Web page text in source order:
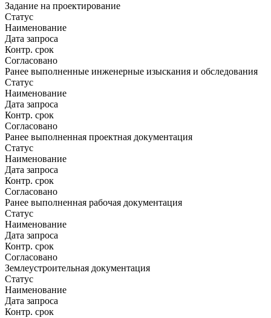
Задание на проектирование
Статус
Наименование
Дата запроса
Контр. срок
Согласовано
Ранее выполненные инженерные изыскания и обследования
Статус
Наименование
Дата запроса
Контр. срок
Согласовано
Ранее выполненная проектная документация
Статус
Наименование
Дата запроса
Контр. срок
Согласовано
Ранее выполненная рабочая документация
Статус
Наименование
Дата запроса
Контр. срок
Согласовано
Землеустроительная документация
Статус
Наименование
Дата запроса
Контр. срок